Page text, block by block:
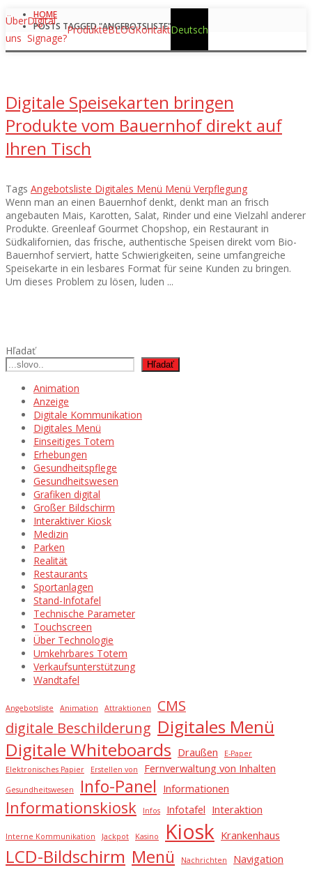
Über
uns
Digital
Signage?
ProdukteBLOGKontaktDeutsch
HOME
POSTS TAGGED "ANGEBOTSLISTE"
Digitale Speisekarten bringen
Produkte vom Bauernhof direkt auf
Ihren Tisch
Tags Angebotsliste Digitales Menü Menü Verpflegung
Wenn man an einen Bauernhof denkt, denkt man an frisch
angebauten Mais, Karotten, Salat, Rinder und eine Vielzahl anderer
Produkte. Greenleaf Gourmet Chopshop, ein Restaurant in
Südkalifornien, das frische, authentische Speisen direkt vom Bio-
Bauernhof serviert, hatte Schwierigkeiten, seine umfangreiche
Speisekarte in ein lesbares Format für seine Kunden zu bringen.
Um dieses Problem zu lösen, luden ...
Hľadať
Hľadať
Animation
Anzeige
Digitale Kommunikation
Digitales Menü
Einseitiges Totem
Erhebungen
Gesundheitspflege
Gesundheitswesen
Grafiken digital
Großer Bildschirm
Interaktiver Kiosk
Medizin
Parken
Realität
Restaurants
Sportanlagen
Stand-Infotafel
Technische Parameter
Touchscreen
Über Technologie
Umkehrbares Totem
Verkaufsunterstützung
Wandtafel
Angebotsliste Animation Attraktionen
CMS
digitale Beschilderung Digitales Menü
Digitale Whiteboards Draußen
E-Paper
Elektronisches Papier
Erstellen von Fernverwaltung von Inhalten
Gesundheitswesen Info-Panel Informationen
Informationskiosk Infos Infotafel Interaktion
Interne Kommunikation Jackpot Kasino Kiosk Krankenhaus
LCD-Bildschirm Menü Nachrichten Navigation